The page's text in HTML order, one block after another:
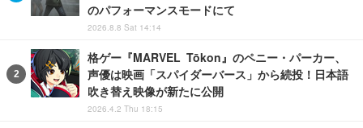
のパフォーマンスモードにて
2026.8.8 Sat 14:14
格ゲー『MARVEL Tōkon』のペニー・パーカー、
声優は映画「スパイダーバース」から続投！日本語
吹き替え映像が新たに公開
2026.4.2 Thu 18:15